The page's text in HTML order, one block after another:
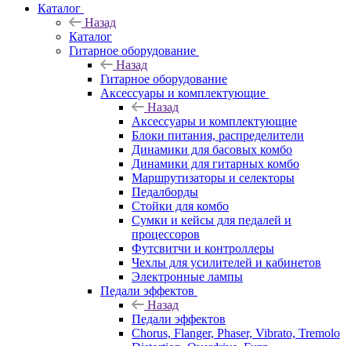
Каталог
Назад
Каталог
Гитарное оборудование
Назад
Гитарное оборудование
Аксессуары и комплектующие
Назад
Аксессуары и комплектующие
Блоки питания, распределители
Динамики для басовых комбо
Динамики для гитарных комбо
Маршрутизаторы и селекторы
Педалборды
Стойки для комбо
Сумки и кейсы для педалей и
процессоров
Футсвитчи и контроллеры
Чехлы для усилителей и кабинетов
Электронные лампы
Педали эффектов
Назад
Педали эффектов
Chorus, Flanger, Phaser, Vibrato, Tremolo